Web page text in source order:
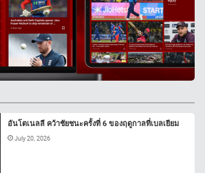
อันโตเนลลี คว้าชัยชนะครั้งที่ 6 ของฤดูกาลที่เบลเยียม
July 20, 2026